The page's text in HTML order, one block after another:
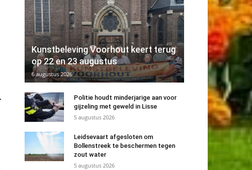
Kunstbeleving Voorhout keert terug
op 22 en 23 augustus
6 augustus 2026
Politie houdt minderjarige aan voor
gijzeling met geweld in Lisse
5 augustus 2026
Leidsevaart afgesloten om
Bollenstreek te beschermen tegen
zout water
5 augustus 2026